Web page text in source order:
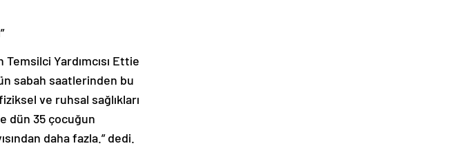
Yardımcısı Ettie
sabah saatlerinden bu
ve ruhsal sağlıkları
dün 35 çocuğun
daha fazla.” dedi.